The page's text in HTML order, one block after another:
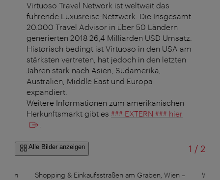
Virtuoso Travel Network ist weltweit das
führende Luxusreise-Netzwerk. Die Insgesamt
20.000 Travel Advisor in über 50 Ländern
generierten 2018 26,4 Milliarden USD Umsatz.
Historisch bedingt ist Virtuoso in den USA am
stärksten vertreten, hat jedoch in den letzten
Jahren stark nach Asien, Südamerika,
Australien, Middle East und Europa
expandiert.
Weitere Informationen zum amerikanischen
Herkunftsmarkt gibt es ### EXTERN ### hier
Alle Bilder anzeigen 1 /von
2
Shopping & Einkaufsstraßen am Graben, Wien –
Wien